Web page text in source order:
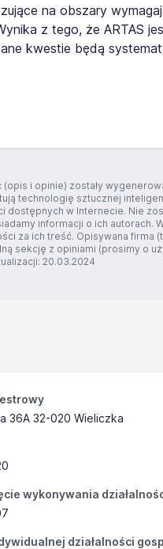
na obszary
z tego, że ARTAS
kwestie będą
(opis i opinie) zostały
technologię sztucznej
dostępnych w Internecie. Nie
informacji o ich autorach.
za ich treść. Opisywana firma
sekcję z opiniami (prosimy o
20.03.2024
36A 32-020 Wieliczka
wykonywania
działalności